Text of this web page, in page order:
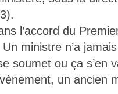
l’accord du
ministre n’a
soumet ou ça s’en
un ancien